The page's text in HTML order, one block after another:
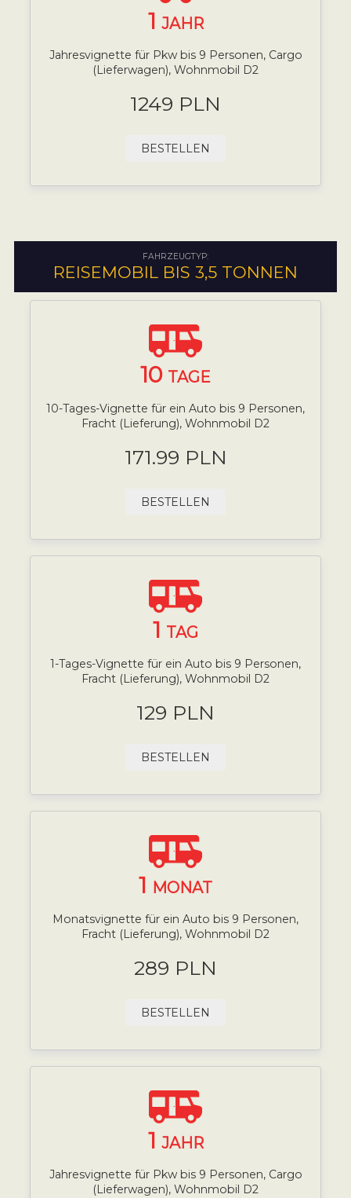
1 JAHR
Jahresvignette für Pkw bis 9 Personen, Cargo
(Lieferwagen), Wohnmobil D2
1249 PLN
BESTELLEN
FAHRZEUGTYP:
REISEMOBIL BIS 3,5 TONNEN
10 TAGE
10-Tages-Vignette für ein Auto bis 9 Personen,
Fracht (Lieferung), Wohnmobil D2
171.99 PLN
BESTELLEN
1 TAG
1-Tages-Vignette für ein Auto bis 9 Personen,
Fracht (Lieferung), Wohnmobil D2
129 PLN
BESTELLEN
1 MONAT
Monatsvignette für ein Auto bis 9 Personen,
Fracht (Lieferung), Wohnmobil D2
289 PLN
BESTELLEN
1 JAHR
Jahresvignette für Pkw bis 9 Personen, Cargo
(Lieferwagen), Wohnmobil D2